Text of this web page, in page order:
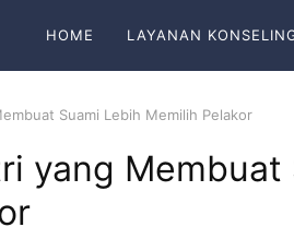
HOME LAYANAN
Suami Lebih Memilih Pelakor
yang Membuat